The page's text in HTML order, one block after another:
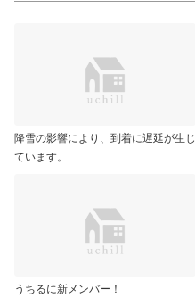
降雪の影響により、到着に遅延が生じ
ています。
うちるに新メンバー！